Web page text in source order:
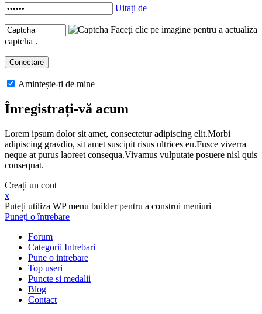
Uitați de
Faceți clic pe imagine pentru a actualiza
captcha .
Amintește-ți de mine
Înregistrați-vă acum
Lorem ipsum dolor sit amet, consectetur adipiscing elit.Morbi
adipiscing gravdio, sit amet suscipit risus ultrices eu.Fusce viverra
neque at purus laoreet consequa.Vivamus vulputate posuere nisl quis
consequat.
Creați un cont
x
Puteți utiliza WP menu builder pentru a construi meniuri
Puneți o întrebare
Forum
Categorii Intrebari
Pune o intrebare
Top useri
Puncte si medalii
Blog
Contact